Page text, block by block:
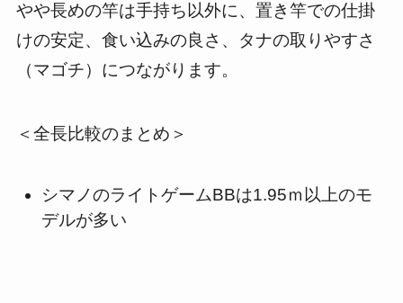
やや長めの竿は手持ち以外に、置き竿での仕掛
けの安定、食い込みの良さ、タナの取りやすさ
（マゴチ）につながります。
＜全長比較のまとめ＞
シマノのライトゲームBBは1.95ｍ以上のモ
デルが多い